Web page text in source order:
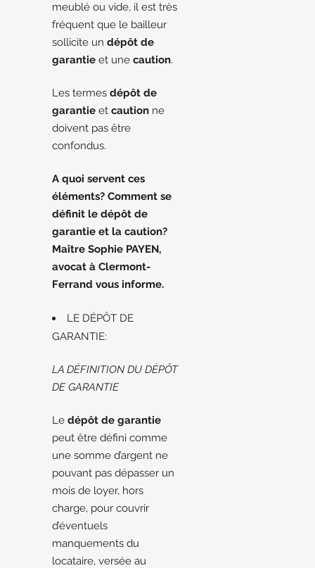
meublé ou vide, il est très
fréquent que le bailleur
sollicite un dépôt de
garantie et une caution.
Les termes dépôt de
garantie et caution ne
doivent pas être
confondus.
A quoi servent ces
éléments? Comment se
définit le dépôt de
garantie et la caution?
Maître Sophie PAYEN,
avocat à Clermont-
Ferrand vous informe.
LE DÉPÔT DE
GARANTIE:
LA DÉFINITION DU DÉPÔT
DE GARANTIE
Le dépôt de garantie
peut être défini comme
une somme d’argent ne
pouvant pas dépasser un
mois de loyer, hors
charge, pour couvrir
d’éventuels
manquements du
locataire, versée au